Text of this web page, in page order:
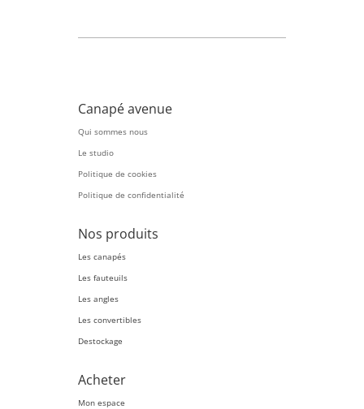
Canapé avenue
Qui sommes nous
Le studio
Politique de cookies
Politique de confidentialité
Nos produits
Les canapés
Les fauteuils
Les angles
Les convertibles
Destockage
Acheter
Mon espace